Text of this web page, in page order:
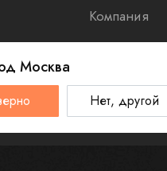
Москва
Нет, другой
Компания
Smeg Omoikiri